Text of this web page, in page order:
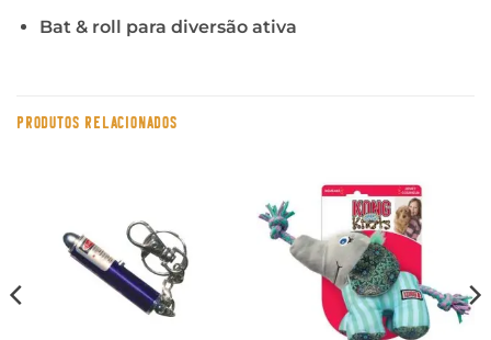
Bat & roll para diversão ativa
PRODUTOS RELACIONADOS